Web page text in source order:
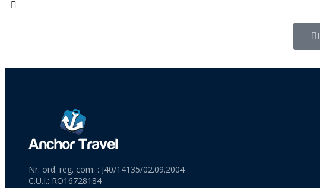
Nr. ord. reg. com. : J40/14135/02.09.2004
C.U.I.: RO16728184